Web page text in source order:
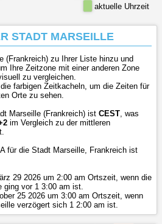
aktuelle Uhrzeit
STADT MARSEILLE
(Frankreich) zu Ihrer Liste hinzu und
Ihre Zeitzone mit einer anderen Zone
zu vergleichen.
farbigen Zeitkacheln, um die Zeiten für
Orte zu sehen.
Marseille (Frankreich) ist CEST , was
im Vergleich zu der mittleren
für die Stadt Marseille, Frankreich ist
29 2026 um 2:00 am Ortszeit, wenn die
ging vor 1 3:00 am ist.
25 2026 um 3:00 am Ortszeit, wenn
verzögert sich 1 2:00 am ist.